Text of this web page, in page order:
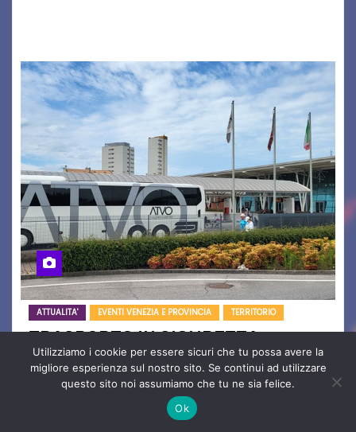
ATTUALITA' EVENTI VENEZIA E PROVINCIA TERRITORIO
TRASPORTO IN SICUREZZA,
CONFERMATO IL SERVIZIO PER LE
NOTTI DI AGOSTO: DEFINITI
PERCORSI, FERMATE E ORARIO
Redazione
Utilizziamo i cookie per essere sicuri che tu possa avere la
migliore esperienza sul nostro sito. Se continui ad utilizzare
questo sito noi assumiamo che tu ne sia felice.
Ok